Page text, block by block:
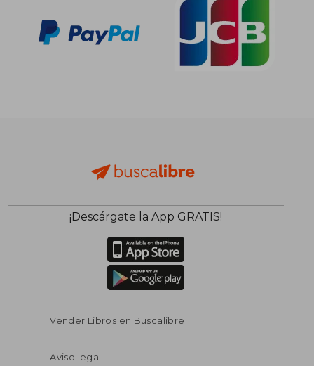
¡Descárgate la App GRATIS!
Vender Libros en Buscalibre
Aviso legal